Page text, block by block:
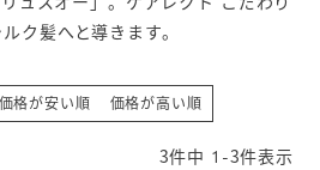
ク髪へと導きます。
価格が安い順 価格が高い順
3件中 1 -3件表示